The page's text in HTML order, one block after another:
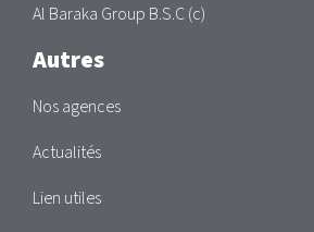
Al Baraka Group B.S.C (c)
Autres
Nos agences
Actualités
Lien utiles